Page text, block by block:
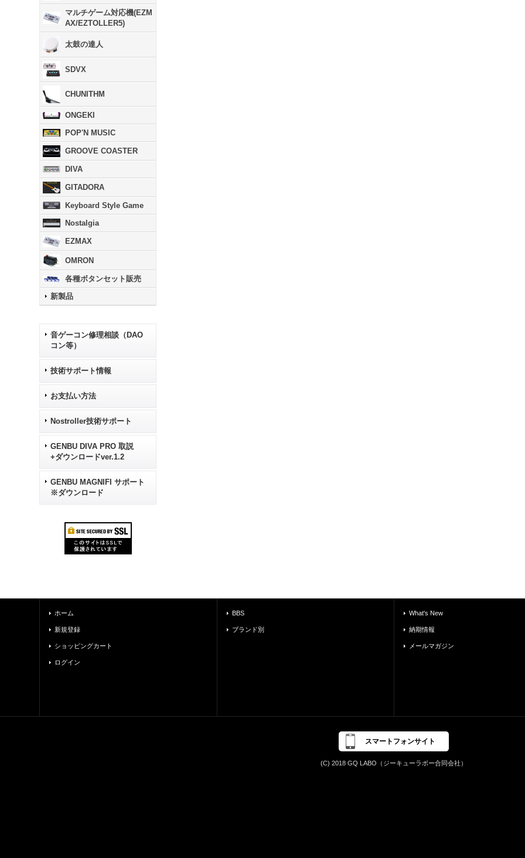
マルチゲーム対応機(EZM
AX/EZTOLLER5)
太鼓の達人
SDVX
CHUNITHM
ONGEKI
POP'N MUSIC
GROOVE COASTER
DIVA
GITADORA
Keyboard Style Game
Nostalgia
EZMAX
OMRON
各種ボタンセット販売
新製品
音ゲーコン修理相談（DAO
コン等）
技術サポート情報
お支払い方法
Nostroller技術サポート
GENBU DIVA PRO 取説
+ダウンロードver.1.2
GENBU MAGNIFI サポート
※ダウンロード
ホーム
新規登録
ショッピングカート
ログイン
BBS
ブランド別
What's New
納期情報
メールマガジン
スマートフォンサイト
(C) 2018 GQ LABO（ジーキューラボー合同会社）